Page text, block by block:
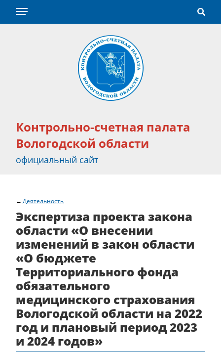
Контрольно-счетная палата
Вологодской области
официальный сайт
Деятельность
Экспертиза проекта закона
области «О внесении
изменений в закон области
«О бюджете
Территориального фонда
обязательного
медицинского страхования
Вологодской области на 2022
год и плановый период 2023
и 2024 годов»